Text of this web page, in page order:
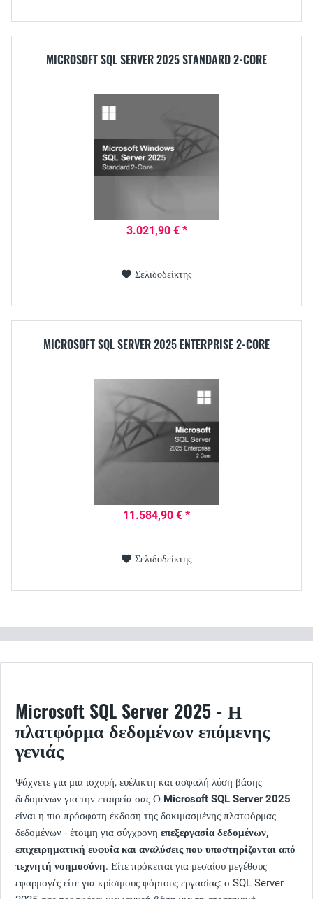
MICROSOFT SQL SERVER 2025 STANDARD 2-CORE
3.021,90 € *
Σελιδοδείκτης
MICROSOFT SQL SERVER 2025 ENTERPRISE 2-CORE
11.584,90 € *
Σελιδοδείκτης
Microsoft SQL Server 2025 - Η
πλατφόρμα δεδομένων επόμενης
γενιάς
Ψάχνετε για μια ισχυρή, ευέλικτη και ασφαλή λύση βάσης
δεδομένων για την εταιρεία σας Ο Microsoft SQL Server 2025
είναι η πιο πρόσφατη έκδοση της δοκιμασμένης πλατφόρμας
δεδομένων - έτοιμη για σύγχρονη επεξεργασία δεδομένων,
επιχειρηματική ευφυΐα και αναλύσεις που υποστηρίζονται από
τεχνητή νοημοσύνη. Είτε πρόκειται για μεσαίου μεγέθους
εφαρμογές είτε για κρίσιμους φόρτους εργασίας: ο SQL Server